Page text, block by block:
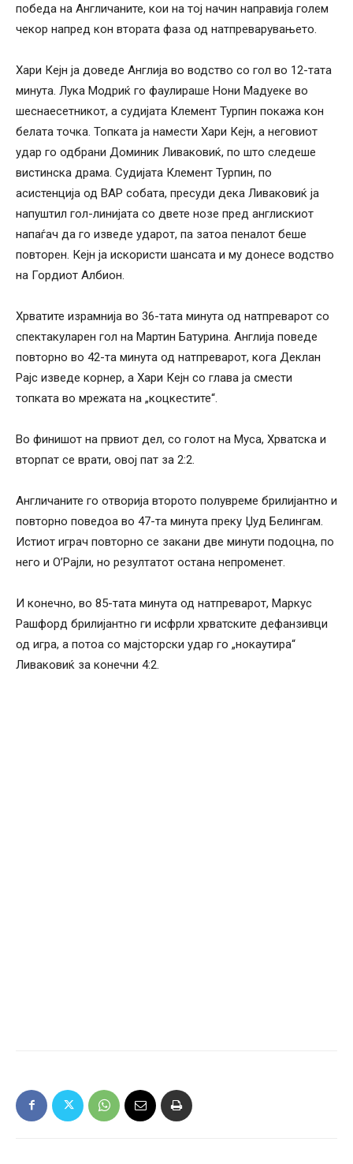
победа на Англичаните, кои на тој начин направија голем
чекор напред кон втората фаза од натпреварувањето.
Хари Кејн ја доведе Англија во водство со гол во 12-тата
минута. Лука Модриќ го фаулираше Нони Мадуеке во
шеснаесетникот, а судијата Клемент Турпин покажа кон
белата точка. Топката ја намести Хари Кејн, а неговиот
удар го одбрани Доминик Ливаковиќ, по што следеше
вистинска драма. Судијата Клемент Турпин, по
асистенција од ВАР собата, пресуди дека Ливаковиќ ја
напуштил гол-линијата со двете нозе пред англискиот
напаѓач да го изведе ударот, па затоа пеналот беше
повторен. Кејн ја искористи шансата и му донесе водство
на Гордиот Албион.
Хрватите израмнија во 36-тата минута од натпреварот со
спектакуларен гол на Мартин Батурина. Англија поведе
повторно во 42-та минута од натпреварот, кога Деклан
Рајс изведе корнер, а Хари Кејн со глава ја смести
топката во мрежата на „коцкестите“.
Во финишот на првиот дел, со голот на Муса, Хрватска и
вторпат се врати, овој пат за 2:2.
Англичаните го отворија второто полувреме брилијантно и
повторно поведоа во 47-та минута преку Џуд Белингам.
Истиот играч повторно се закани две минути подоцна, по
него и О’Рајли, но резултатот остана непроменет.
И конечно, во 85-тата минута од натпреварот, Маркус
Рашфорд брилијантно ги исфрли хрватските дефанзивци
од игра, а потоа со мајсторски удар го „нокаутира“
Ливаковиќ за конечни 4:2.